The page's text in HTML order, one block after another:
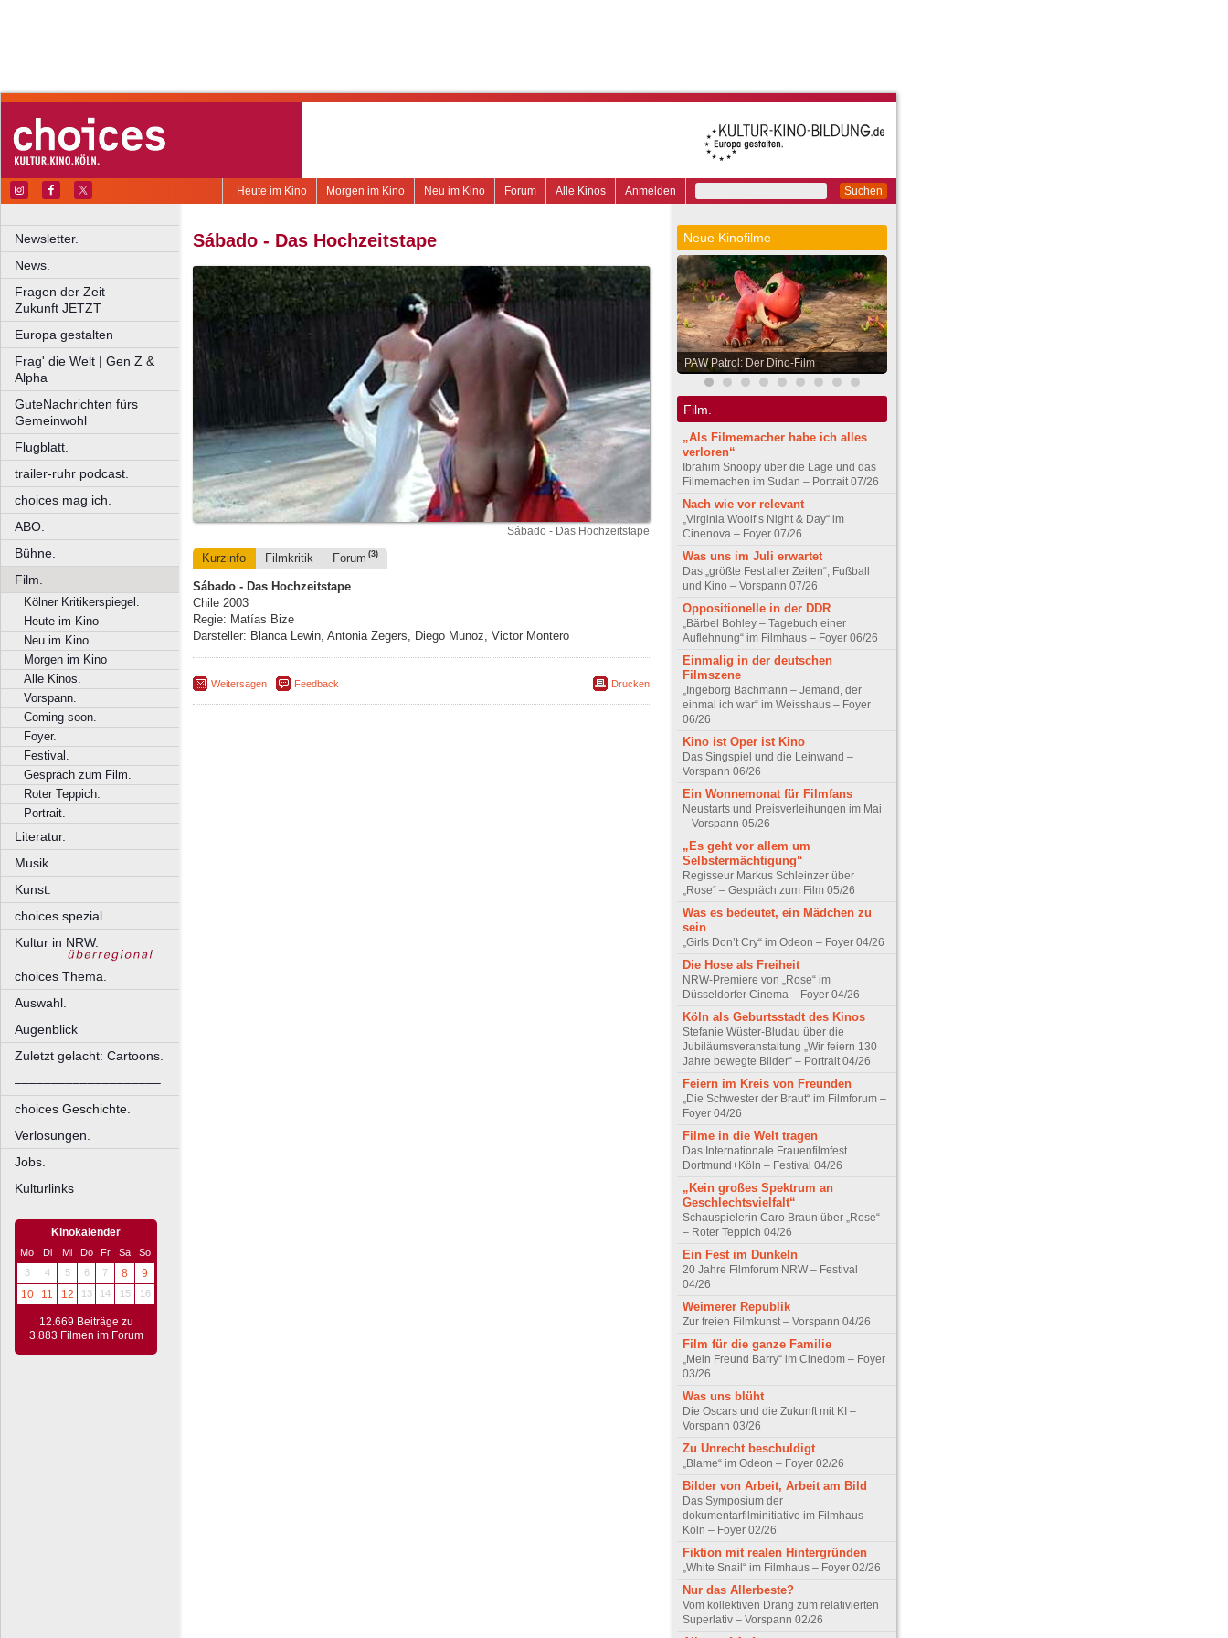
Suchen
Anmelden
Alle Kinos
Forum
Neu im Kino
Morgen im Kino
Heute im Kino
Newsletter.
News.
Fragen der Zeit
Zukunft JETZT
Europa gestalten
Frag' die Welt | Gen Z &
Alpha
GuteNachrichten fürs
Gemeinwohl
Flugblatt.
trailer-ruhr podcast.
choices mag ich.
ABO.
Bühne.
Film.
Kölner Kritikerspiegel.
Heute im Kino
Neu im Kino
Morgen im Kino
Alle Kinos.
Vorspann.
Coming soon.
Foyer.
Festival.
Gespräch zum Film.
Roter Teppich.
Portrait.
Literatur.
Musik.
Kunst.
choices spezial.
Kultur in NRW.
choices Thema.
Auswahl.
Augenblick
Zuletzt gelacht: Cartoons.
––––––––––––––––––––
choices Geschichte.
Verlosungen.
Jobs.
Kulturlinks
Kinokalender
Mo Di Mi Do Fr Sa
So
3
4 5 6 7 8
9
10
11 12 13 14 15 16
12.669 Beiträge zu
3.883 Filmen im Forum
Sábado - Das Hochzeitstape
Sábado - Das Hochzeitstape
Kurzinfo Filmkritik Forum (3)
Sábado - Das Hochzeitstape
Chile 2003
Regie: Matías Bize
Darsteller: Blanca Lewin, Antonia Zegers, Diego Munoz, Victor Montero
Weitersagen Feedback Drucken
Neue Kinofilme
PAW Patrol: Der Dino-Film
Film.
„Als Filmemacher habe ich alles
verloren“
Ibrahim Snoopy über die Lage und das
Filmemachen im Sudan – Portrait 07/26
Nach wie vor relevant
„Virginia Woolf’s Night & Day“ im
Cinenova – Foyer 07/26
Was uns im Juli erwartet
Das „größte Fest aller Zeiten“, Fußball
und Kino – Vorspann 07/26
Oppositionelle in der DDR
„Bärbel Bohley – Tagebuch einer
Auflehnung“ im Filmhaus – Foyer 06/26
Einmalig in der deutschen
Filmszene
„Ingeborg Bachmann – Jemand, der
einmal ich war“ im Weisshaus – Foyer
06/26
Kino ist Oper ist Kino
Das Singspiel und die Leinwand –
Vorspann 06/26
Ein Wonnemonat für Filmfans
Neustarts und Preisverleihungen im Mai
– Vorspann 05/26
„Es geht vor allem um
Selbstermächtigung“
Regisseur Markus Schleinzer über
„Rose“ – Gespräch zum Film 05/26
Was es bedeutet, ein Mädchen zu
sein
„Girls Don’t Cry“ im Odeon – Foyer 04/26
Die Hose als Freiheit
NRW-Premiere von „Rose“ im
Düsseldorfer Cinema – Foyer 04/26
Köln als Geburtsstadt des Kinos
Stefanie Wüster-Bludau über die
Jubiläumsveranstaltung „Wir feiern 130
Jahre bewegte Bilder“ – Portrait 04/26
Feiern im Kreis von Freunden
„Die Schwester der Braut“ im Filmforum –
Foyer 04/26
Filme in die Welt tragen
Das Internationale Frauenfilmfest
Dortmund+Köln – Festival 04/26
„Kein großes Spektrum an
Geschlechtsvielfalt“
Schauspielerin Caro Braun über „Rose“
– Roter Teppich 04/26
Ein Fest im Dunkeln
20 Jahre Filmforum NRW – Festival
04/26
Weimerer Republik
Zur freien Filmkunst – Vorspann 04/26
Film für die ganze Familie
„Mein Freund Barry“ im Cinedom – Foyer
03/26
Was uns blüht
Die Oscars und die Zukunft mit KI –
Vorspann 03/26
Zu Unrecht beschuldigt
„Blame“ im Odeon – Foyer 02/26
Bilder von Arbeit, Arbeit am Bild
Das Symposium der
dokumentarfilminitiative im Filmhaus
Köln – Foyer 02/26
Fiktion mit realen Hintergründen
„White Snail“ im Filmhaus – Foyer 02/26
Nur das Allerbeste?
Vom kollektiven Drang zum relativierten
Superlativ – Vorspann 02/26